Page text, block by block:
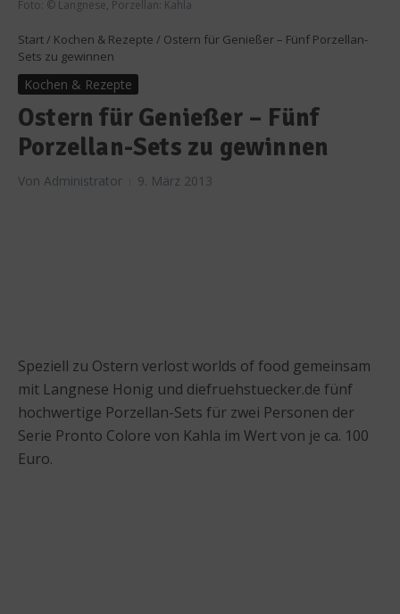
Foto: © Langnese, Porzellan: Kahla
Start / Kochen & Rezepte / Ostern für Genießer – Fünf Porzellan-
Sets zu gewinnen
Kochen & Rezepte
Ostern für Genießer – Fünf
Porzellan-Sets zu gewinnen
Von Administrator 9. März 2013
Speziell zu Ostern verlost worlds of food gemeinsam
mit Langnese Honig und diefruehstuecker.de fünf
hochwertige Porzellan-Sets für zwei Personen der
Serie Pronto Colore von Kahla im Wert von je ca. 100
Euro.